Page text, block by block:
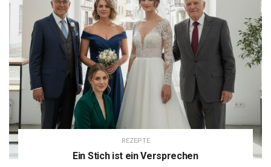
REZEPTE
Ein Stich ist ein Versprechen